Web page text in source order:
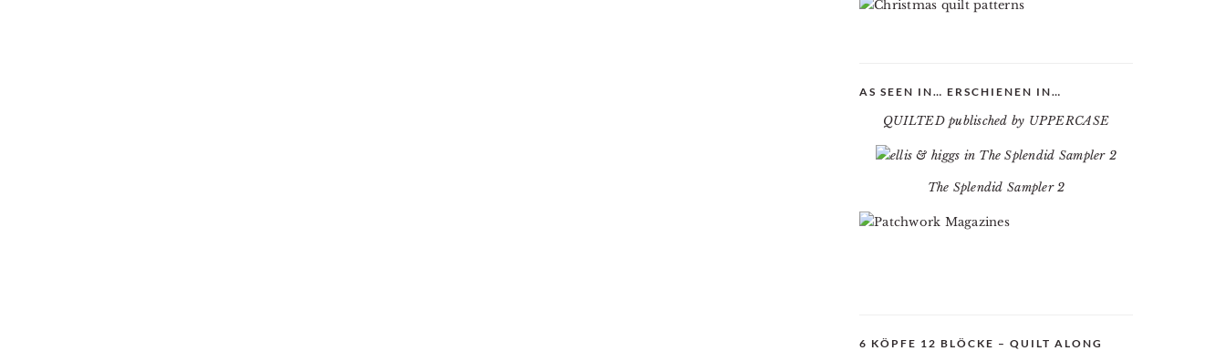
AS SEEN IN… ERSCHIENEN IN…
QUILTED publisched by UPPERCASE
The Splendid Sampler 2
6 KÖPFE 12 BLÖCKE – QUILT ALONG